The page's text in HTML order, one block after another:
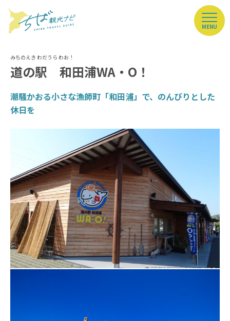
MENU
道の駅 和田浦WA・O！
潮騒かおる小さな漁師町「和田浦」で、のんびりとした
休日を